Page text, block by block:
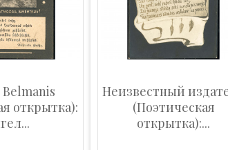
Belmanis
открытка):
Неизвестный
(Поэтическая
открытка):...